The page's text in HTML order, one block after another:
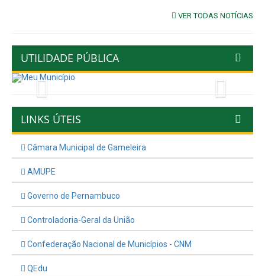
VER TODAS NOTÍCIAS
UTILIDADE PÚBLICA
Previous
LINKS ÚTEIS
Câmara Municipal de Gameleira
AMUPE
Governo de Pernambuco
Controladoria-Geral da União
Confederação Nacional de Municípios - CNM
QEdu